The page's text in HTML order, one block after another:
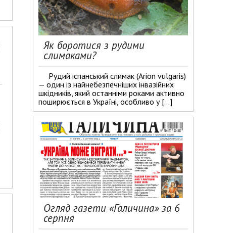
Як боротися з рудими
слимаками?
Рудий іспанський слимак (Arion vulgaris)
— один із найнебезпечніших інвазійних
шкідників, який останніми роками активно
поширюється в Україні, особливо у […]
Огляд газети «Галичина» за 6
серпня